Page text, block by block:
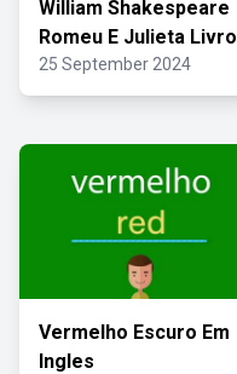
William Shakespeare
Romeu E Julieta Livro
25 September 2024
Vermelho Escuro Em
Ingles